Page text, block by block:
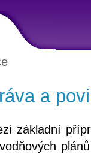
a
základní